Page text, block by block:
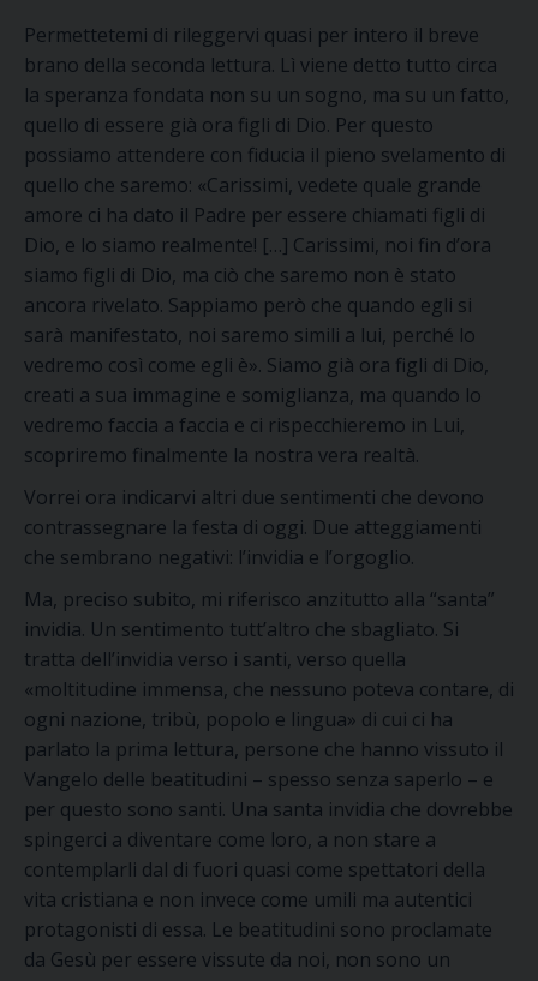
Permettetemi di rileggervi quasi per intero il breve
brano della seconda lettura. Lì viene detto tutto circa
la speranza fondata non su un sogno, ma su un fatto,
quello di essere già ora figli di Dio. Per questo
possiamo attendere con fiducia il pieno svelamento di
quello che saremo: «Carissimi, vedete quale grande
amore ci ha dato il Padre per essere chiamati figli di
Dio, e lo siamo realmente! […] Carissimi, noi fin d’ora
siamo figli di Dio, ma ciò che saremo non è stato
ancora rivelato. Sappiamo però che quando egli si
sarà manifestato, noi saremo simili a lui, perché lo
vedremo così come egli è». Siamo già ora figli di Dio,
creati a sua immagine e somiglianza, ma quando lo
vedremo faccia a faccia e ci rispecchieremo in Lui,
scopriremo finalmente la nostra vera realtà.
Vorrei ora indicarvi altri due sentimenti che devono
contrassegnare la festa di oggi. Due atteggiamenti
che sembrano negativi: l’invidia e l’orgoglio.
Ma, preciso subito, mi riferisco anzitutto alla “santa”
invidia. Un sentimento tutt’altro che sbagliato. Si
tratta dell’invidia verso i santi, verso quella
«moltitudine immensa, che nessuno poteva contare, di
ogni nazione, tribù, popolo e lingua» di cui ci ha
parlato la prima lettura, persone che hanno vissuto il
Vangelo delle beatitudini – spesso senza saperlo – e
per questo sono santi. Una santa invidia che dovrebbe
spingerci a diventare come loro, a non stare a
contemplarli dal di fuori quasi come spettatori della
vita cristiana e non invece come umili ma autentici
protagonisti di essa. Le beatitudini sono proclamate
da Gesù per essere vissute da noi, non sono un